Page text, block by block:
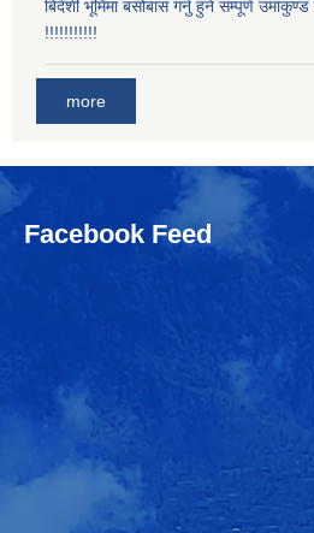
बिदेशी भूमिमा बसोबास गर्नु हुने सम्पूर्ण
!!!!!!!!!!!
more
Facebook Feed